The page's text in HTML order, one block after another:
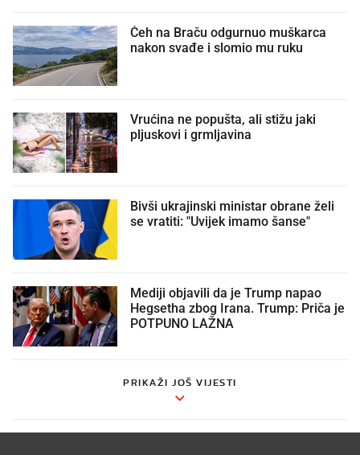
Čeh na Braču odgurnuo muškarca
nakon svađe i slomio mu ruku
Vrućina ne popušta, ali stižu jaki
pljuskovi i grmljavina
Bivši ukrajinski ministar obrane želi
se vratiti: "Uvijek imamo šanse"
Mediji objavili da je Trump napao
Hegsetha zbog Irana. Trump: Priča je
POTPUNO LAŽNA
PRIKAŽI JOŠ VIJESTI